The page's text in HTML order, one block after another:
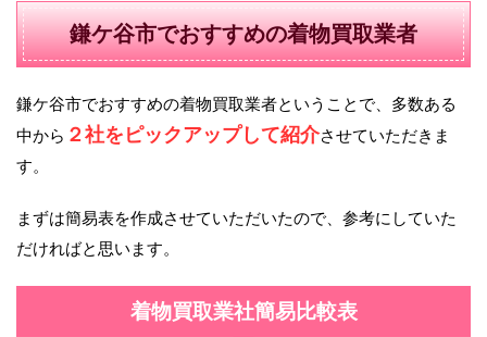
鎌ケ谷市でおすすめの着物買取業者
鎌ケ谷市でおすすめの着物買取業者ということで、多数ある
中から ２社をピックアップして紹介させていただきま
す。
まずは簡易表を作成させていただいたので、参考にしていた
だければと思います。
着物買取業社簡易比較表